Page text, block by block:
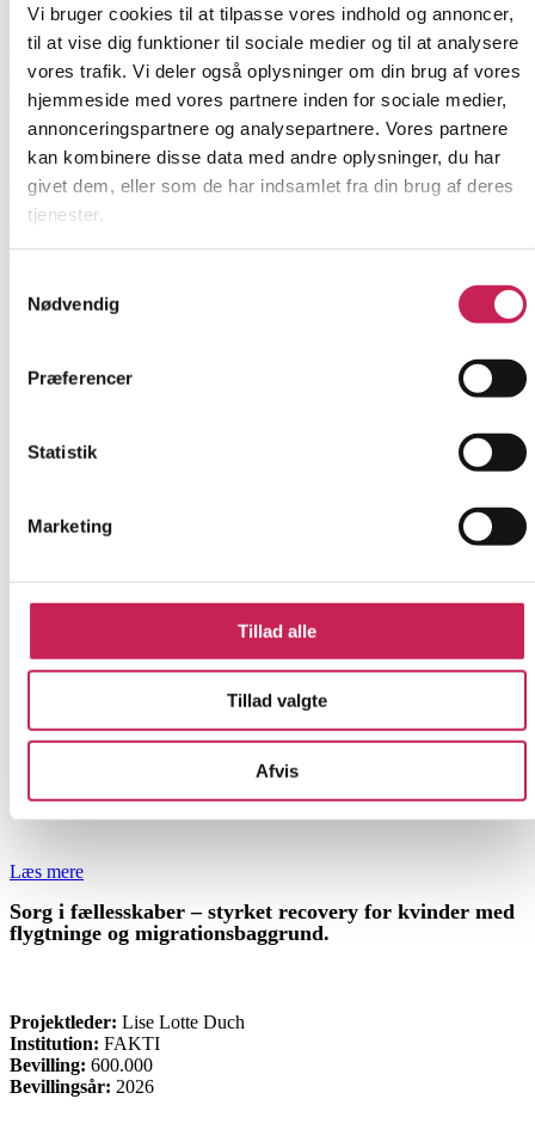
Vi bruger cookies til at tilpasse vores indhold og annoncer,
til at vise dig funktioner til sociale medier og til at analysere
vores trafik. Vi deler også oplysninger om din brug af vores
hjemmeside med vores partnere inden for sociale medier,
annonceringspartnere og analysepartnere. Vores partnere
kan kombinere disse data med andre oplysninger, du har
givet dem, eller som de har indsamlet fra din brug af deres
tjenester.
Nødvendig
Præferencer
Statistik
Marketing
Tillad alle
Tillad valgte
Afvis
Læs mere
Ledelsesalliance for sammenhæng, anerkendelse og
styrket trivsel for LGBT+ personer
ØVRIGE
Projektleder:Emilie Schmidt Hem
Institution:
Bevillingsår:2026
Læs mere
Sorg i fællesskaber – styrket recovery for kvinder med
flygtninge og migrationsbaggrund.
Projektleder: Lise Lotte Duch
Institution: FAKTI
Bevilling: 600.000
Bevillingsår: 2026